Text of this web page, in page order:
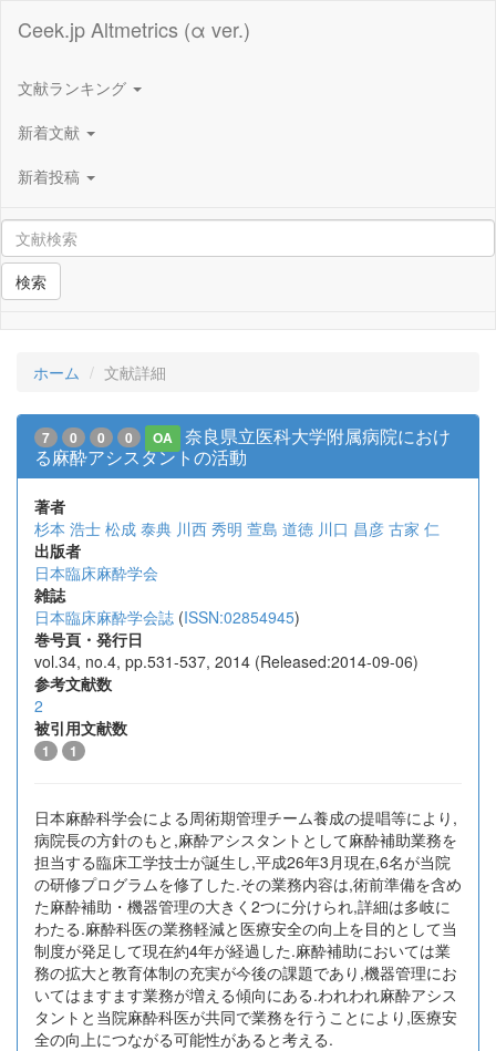
Ceek.jp Altmetrics (α ver.)
文献ランキング
新着文献
新着投稿
検索
ホーム 文献詳細
7 0 0 0 OA
奈良県立医科大学附属病院におけ
る麻酔アシスタントの活動
著者
杉本 浩士 松成 泰典 川西 秀明 萱島 道徳 川口 昌彦 古家 仁
出版者
日本臨床麻酔学会
雑誌
日本臨床麻酔学会誌 (ISSN:02854945)
巻号頁・発行日
vol.34, no.4, pp.531-537, 2014 (Released:2014-09-06)
参考文献数
2
被引用文献数
1 1
日本麻酔科学会による周術期管理チーム養成の提唱等により,
病院長の方針のもと,麻酔アシスタントとして麻酔補助業務を
担当する臨床工学技士が誕生し,平成26年3月現在,6名が当院
の研修プログラムを修了した.その業務内容は,術前準備を含め
た麻酔補助・機器管理の大きく2つに分けられ,詳細は多岐に
わたる.麻酔科医の業務軽減と医療安全の向上を目的として当
制度が発足して現在約4年が経過した.麻酔補助においては業
務の拡大と教育体制の充実が今後の課題であり,機器管理にお
いてはますます業務が増える傾向にある.われわれ麻酔アシス
タントと当院麻酔科医が共同で業務を行うことにより,医療安
全の向上につながる可能性があると考える.